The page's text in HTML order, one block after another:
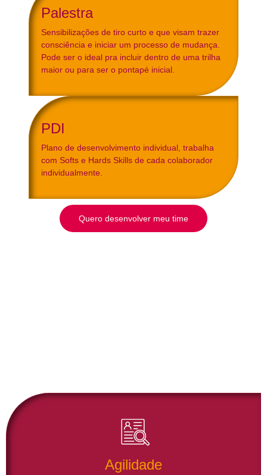
Palestra
Sensibilizações de tiro curto e que visam trazer
consciência e iniciar um processo de mudança.
Pode ser o ideal pra incluir dentro de uma trilha
maior ou para ser o pontapé inicial.
PDI
Plano de desenvolvimento individual, trabalha
com Softs e Hards Skills de cada colaborador
individualmente.
Quero desenvolver meu time
Agilidade